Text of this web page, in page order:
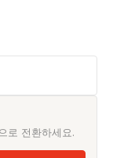
로 전환하세요.